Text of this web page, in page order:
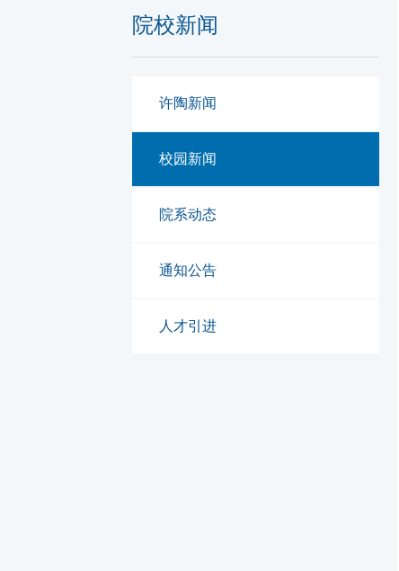
院校新闻
许陶新闻
校园新闻
院系动态
通知公告
人才引进